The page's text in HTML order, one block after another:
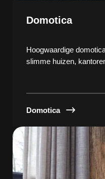
Domotica
Hoogwaardige
slimme huizen,
Domotica